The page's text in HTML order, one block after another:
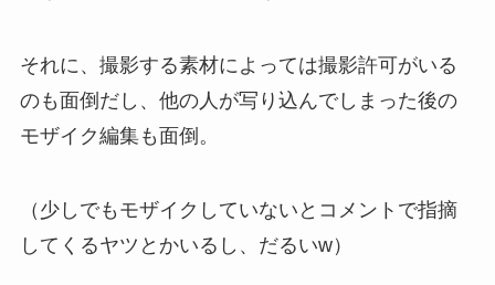
それに、撮影する素材によっては撮影許可がいる
のも面倒だし、他の人が写り込んでしまった後の
モザイク編集も面倒。
（少しでもモザイクしていないとコメントで指摘
してくるヤツとかいるし、だるいw）